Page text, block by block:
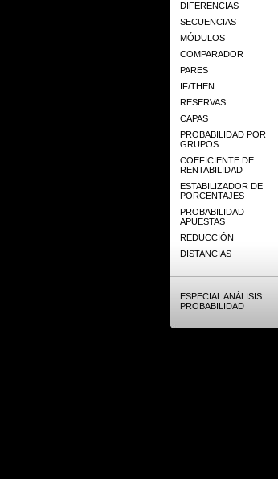
DIFERENCIAS
SECUENCIAS
MÓDULOS
COMPARADOR
PARES
IF/THEN
RESERVAS
CAPAS
PROBABILIDAD POR
GRUPOS
COEFICIENTE DE
RENTABILIDAD
ESTABILIZADOR DE
PORCENTAJES
PROBABILIDAD
APUESTAS
REDUCCIÓN
DISTANCIAS
ESPECIAL ANÁLISIS
PROBABILIDAD